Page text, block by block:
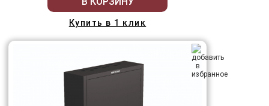
Купить в 1 клик